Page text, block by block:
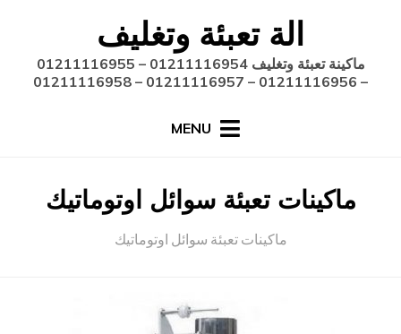
content
الة تعبئة وتغليف
ماكينة تعبئة وتغليف 01211116954 – 01211116955
– 01211116956 – 01211116957 – 01211116958
MENU
التصنيف
:
ماكينات تعبئة سوائل اوتوماتيك
ماكينات تعبئة سوائل اوتوماتيك